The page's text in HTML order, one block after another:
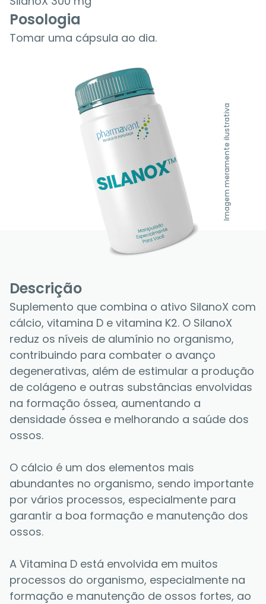
Posologia
Tomar uma cápsula ao dia.
Imagem meramente ilustrativa
Descrição
Suplemento que combina o ativo SilanoX com
cálcio, vitamina D e vitamina K2. O SilanoX
reduz os níveis de alumínio no organismo,
contribuindo para combater o avanço
degenerativas, além de estimular a produção
de colágeno e outras substâncias envolvidas
na formação óssea, aumentando a
densidade óssea e melhorando a saúde dos
ossos.
O cálcio é um dos elementos mais
abundantes no organismo, sendo importante
por vários processos, especialmente para
garantir a boa formação e manutenção dos
ossos.
A Vitamina D está envolvida em muitos
processos do organismo, especialmente na
formação e manutenção de ossos fortes, ao